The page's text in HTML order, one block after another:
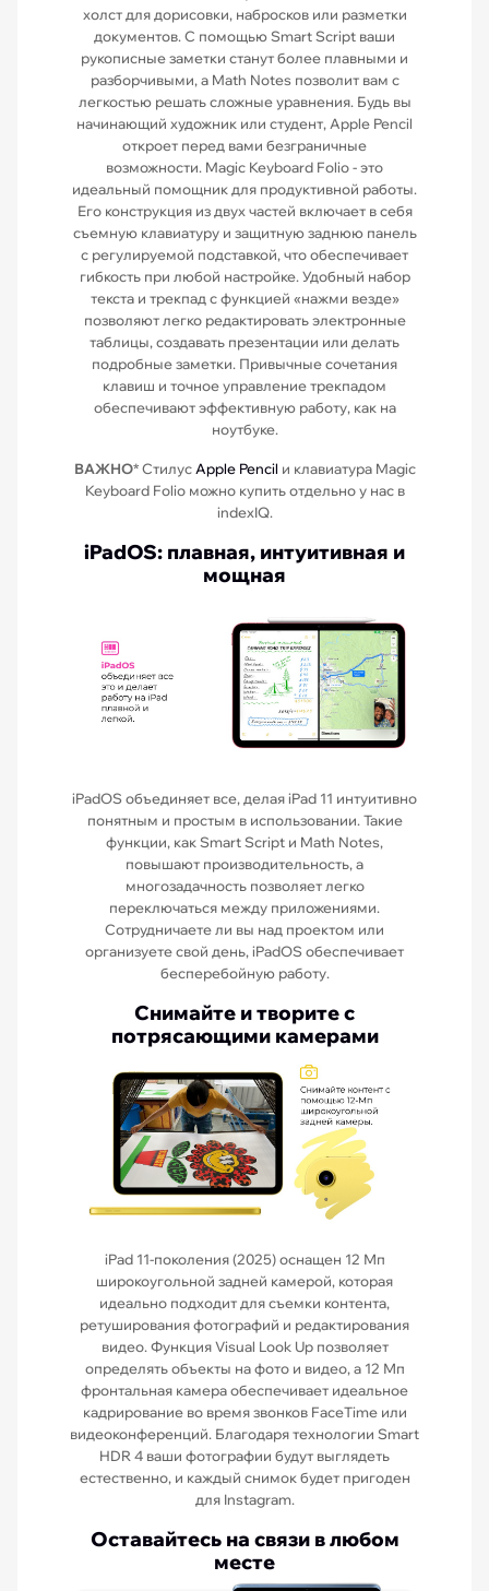
холст для дорисовки, набросков или разметки
документов. С помощью Smart Script ваши
рукописные заметки станут более плавными и
разборчивыми, а Math Notes позволит вам с
легкостью решать сложные уравнения. Будь вы
начинающий художник или студент, Apple Pencil
откроет перед вами безграничные
возможности. Magic Keyboard Folio- это
идеальный помощник для продуктивной работы.
Его конструкция из двух частей включает в себя
съемную клавиатуру и защитную заднюю панель
с регулируемой подставкой, что обеспечивает
гибкость при любой настройке. Удобный набор
текста и трекпад с функцией «нажми везде»
позволяют легко редактировать электронные
таблицы, создавать презентации или делать
подробные заметки. Привычные сочетания
клавиш и точное управление трекпадом
обеспечивают эффективную работу, как на
ноутбуке.
ВАЖНО* Стилус Apple Pencil и клавиатура Magic
Keyboard Folio можно купить отдельно у нас в
indexIQ.
iPadOS: плавная, интуитивная и
мощная
iPadOS объединяет все, делая iPad 11 интуитивно
понятным и простым в использовании. Такие
функции, как Smart Script и Math Notes,
повышают производительность, а
многозадачность позволяет легко
переключаться между приложениями.
Сотрудничаете ли вы над проектом или
организуете свой день, iPadOS обеспечивает
бесперебойную работу.
Снимайте и творите с
потрясающими камерами
iPad 11-поколения (2025) оснащен 12 Мп
широкоугольной задней камерой, которая
идеально подходит для съемки контента,
ретуширования фотографий и редактирования
видео. Функция Visual Look Up позволяет
определять объекты на фото и видео, а 12 Мп
фронтальная камера обеспечивает идеальное
кадрирование во время звонков FaceTime или
видеоконференций. Благодаря технологии Smart
HDR 4 ваши фотографии будут выглядеть
естественно, и каждый снимок будет пригоден
для Instagram.
Оставайтесь на связи в любом
месте